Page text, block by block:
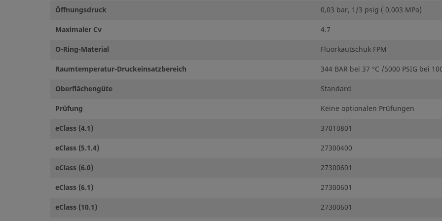
Öffnungsdruck
0,03 bar, 1/3 psig ( 0,003 MPa)
Maximaler Cv
4.7
O-Ring-Material
Fluorkautschuk FPM
Raumtemperatur-Druckeinsatzbereich
344 BAR bei 37 °C /5000 PSIG bei
Oberflächengüte
Standard
Prüfung
Keine optionalen Prüfungen
eClass (4.1)
37010801
eClass (5.1.4)
27300400
eClass (6.0)
27300601
eClass (6.1)
27300601
eClass (10.1)
27300601